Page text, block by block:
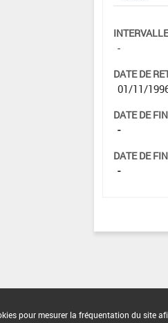
-
DATE DE
01/11/
DATE DE
-
DATE DE
-
pour mesurer la fréquentation du site